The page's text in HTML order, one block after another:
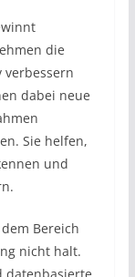
die
dabei neue
Sie helfen,
und
Bereich
nicht halt.